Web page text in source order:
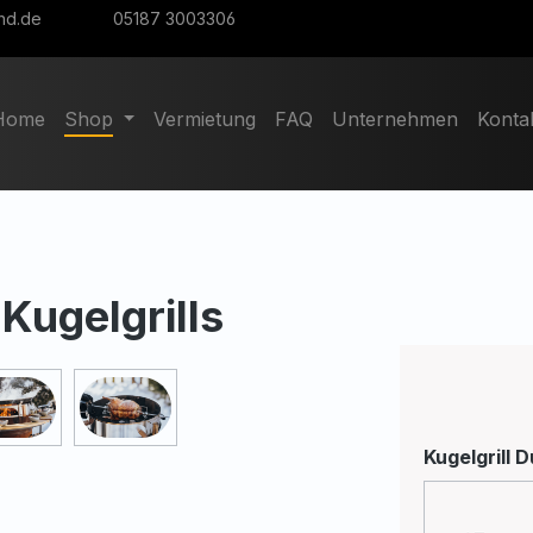
05187 3003306
Shop Vermietung FAQ Unternehmen
Kugelgrill